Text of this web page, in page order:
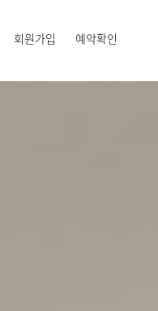
회원가입 예약확인